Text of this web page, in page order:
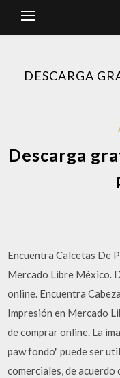
DESCARGA
Descarga
Encuentra Calcetas De
Mercado Libre México.
online. Encuentra
Impresión en Mercado
de comprar online. La
paw fondo" puede ser
comerciales, de acuerdo